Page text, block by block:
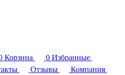
Корзина 0 Избранные
Отзывы Компания